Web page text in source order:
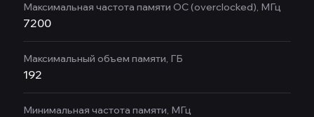
Максимальная частота памяти OC (overclocked), МГц
7200
Максимальный объем памяти, ГБ
192
Минимальная частота памяти, МГц